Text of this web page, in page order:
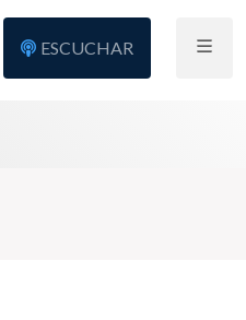
ESCUCHAR